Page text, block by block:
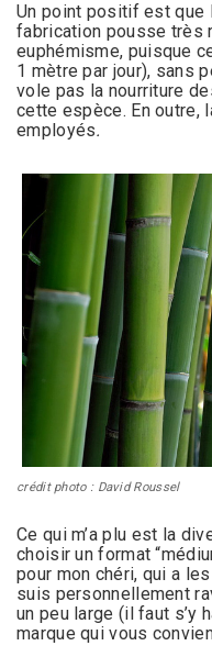
Un point positif est que
fabrication pousse très
euphémisme, puisque
1 mètre par jour), sans
vole pas la nourriture
cette espèce. En outre,
employés.
crédit photo : David Roussel
Ce qui m’a plu est la
choisir un format
pour mon chéri, qui a
suis personnellement
un peu large (il faut s’y
marque qui vous